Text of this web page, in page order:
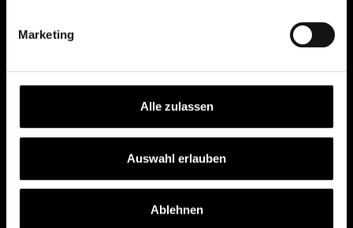
Marketing
Alle zulassen
Auswahl erlauben
Ablehnen
Depot eröffnen
Depot übertragen
Konditionen
FONDS